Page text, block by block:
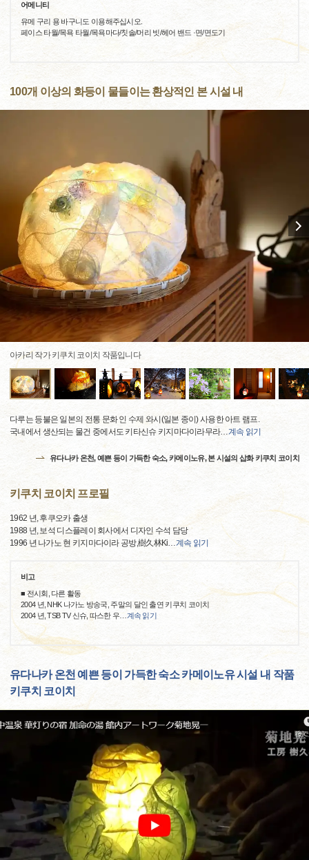
어메니티
유메 구리 용 바구니도 이용해주십시오.
페이스 타월/목욕 타월/목욕마다/칫솔/머리 빗/헤어 밴드 ·면/면도기
100개 이상의 화등이 물들이는 환상적인 본 시설 내
아카리 작가 키쿠치 코이치 작품입니다
다루는 등불은 일본의 전통 문화 인 수제 와시(일본 종이) 사용한 아트 램프.
국내에서 생산되는 물건 중에서도 키타신슈 키지마다이라무라…계속 읽기
유다나카 온천, 예쁜 등이 가득한 숙소, 카메이노유, 본 시설의 삽화 키쿠치 코이치
키쿠치 코이치 프로필
1962 년, 후쿠오카 출생
1988 년, 보석 디스플레이 회사에서 디자인 수석 담당
1996 년 나가노 현 키지마다이라 공방,樹久林Ki…계속 읽기
비고
■ 전시회, 다른 활동
2004 년, NHK 나가노 방송국, 주말의 달인 출연 키쿠치 코이치
2004 년, TSB TV 신슈, 따스한 우… 계속 읽기
유다나카 온천 예쁜 등이 가득한 숙소 카메이노유 시설 내 작품
키쿠치 코이치